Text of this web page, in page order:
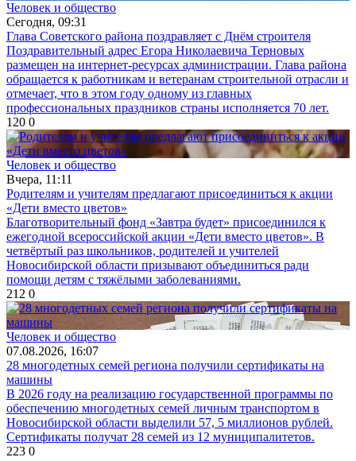
Человек и общество
Сегодня, 09:31
Глава Советского района поздравляет с Днём строителя
Поздравительный адрес Егора Николаевича Терновых
размещен на интернет-ресурсах администрации. Глава района
обращается к работникам и ветеранам строительной отрасли и
отмечает, что в этом году одному из главных
профессиональных праздников страны исполняется 70 лет.
120 0
Человек и общество
Вчера, 11:11
Родителям и учителям предлагают присоединиться к акции
«Дети вместо цветов»
Благотворительный фонд «Завтра будет» присоединился к
ежегодной всероссийской акции «Дети вместо цветов». В
четвёртый раз школьников, родителей и учителей
Новосибирской области призывают объединиться ради
помощи детям с тяжёлыми заболеваниями.
212 0
Человек и общество
07.08.2026, 16:07
28 многодетных семей региона получили сертификаты на
машины
В 2026 году на реализацию государственной программы по
обеспечению многодетных семей личным транспортом в
Новосибирской области выделили 57, 5 миллионов рублей.
Сертификаты получат 28 семей из 12 муниципалитетов.
223 0